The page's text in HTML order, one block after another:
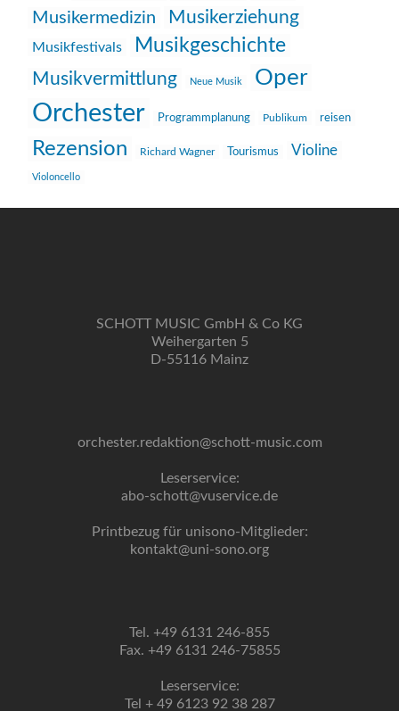
Musikermedizin Musikerziehung
Musikfestivals Musikgeschichte
Musikvermittlung Neue Musik Oper
Orchester Programmplanung Publikum reisen
Rezension Richard Wagner Tourismus Violine
Violoncello
SCHOTT MUSIC GmbH & Co KG
Weihergarten 5
D-55116 Mainz
orchester.redaktion@schott-music.com
Leserservice:
abo-schott@vuservice.de
Printbezug für unisono-Mitglieder:
kontakt@uni-sono.org
Tel. +49 6131 246-855
Fax. +49 6131 246-75855
Leserservice:
Tel + 49 6123 92 38 287